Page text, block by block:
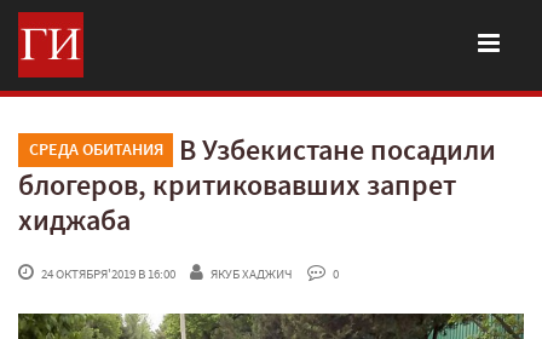
СРЕДА ОБИТАНИЯ
В Узбекистане посадили
блогеров, критиковавших запрет
хиджаба
24 ОКТЯБРЯ'2019 В 16:00 ЯКУБ ХАДЖИЧ 0